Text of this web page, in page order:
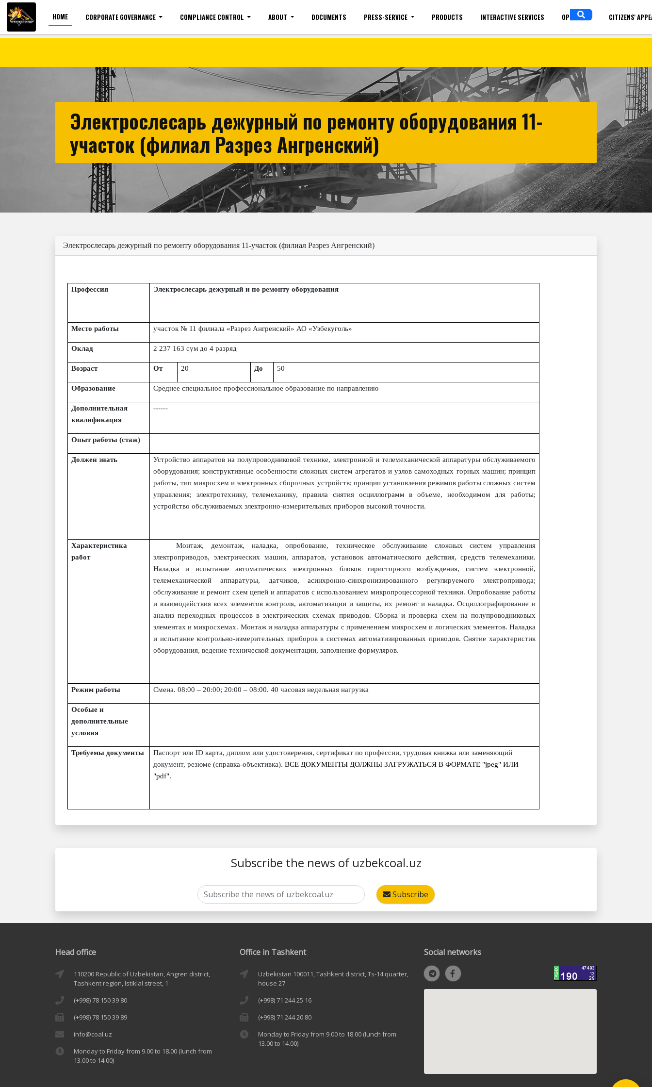
For the visually impaired Font size Site map Mobile version Vacancies(common) Sign in ENGLISH
HOME CORPORATE GOVERNANCE COMPLIANCE CONTROL ABOUT DOCUMENTS PRESS-SERVICE PRODUCTS INTERACTIVE SERVICES OPEN DATA CITIZENS'
Электрослесарь дежурный по ремонту оборудования 11-
участок (филиал Разрез Ангренский)
Электрослесарь дежурный по ремонту оборудования 11-участок (филиал Разрез Ангренский)
Профессия Электрослесарь дежурный и по ремонту оборудования
Место работы участок № 11 филиала «Разрез Ангренский» АО «Узбекуголь»
Оклад 2 237 163 сум до 4 разряд
Возраст От 20 До 50
Образование Среднее специальное профессиональное образование по направлению
Дополнительная
квалификация
------
Опыт работы (стаж)
Должен знать
Устройство аппаратов на полупроводниковой технике, электронной и телемеханической аппаратуры обслуживаемого
оборудования; конструктивные особенности сложных систем агрегатов и узлов самоходных горных машин; принцип
работы, тип микросхем и электронных сборочных устройств; принцип установления режимов работы сложных систем
управления; электротехнику, телемеханику, правила снятия осциллограмм в объеме, необходимом для работы;
устройство обслуживаемых электронно-измерительных приборов высокой точности.
Характеристика
работ
Монтаж, демонтаж, наладка, опробование, техническое обслуживание сложных систем управления
электроприводов, электрических машин, аппаратов, установок автоматического действия, средств телемеханики.
Наладка и испытание автоматических электронных блоков тиристорного возбуждения, систем электронной,
телемеханической аппаратуры, датчиков, асинхронно-синхронизированного регулируемого электропривода;
обслуживание и ремонт схем цепей и аппаратов с использованием микропроцессорной техники. Опробование работы
и взаимодействия всех элементов контроля, автоматизации и защиты, их ремонт и наладка. Осциллографирование и
анализ переходных процессов в электрических схемах приводов. Сборка и проверка схем на полупроводниковых
элементах и микросхемах. Монтаж и наладка аппаратуры с применением микросхем и логических элементов. Наладка
и испытание контрольно-измерительных приборов в системах автоматизированных приводов. Снятие характеристик
оборудования, ведение технической документации, заполнение формуляров.
Режим работы Смена. 08:00 – 20:00; 20:00 – 08:00. 40 часовая недельная нагрузка
Особые и
дополнительные
условия
Требуемы документы
Паспорт или ID карта, диплом или удостоверения, сертификат по профессии, трудовая книжка или заменяющий
документ, резюме (справка-объективка). ВСЕ ДОКУМЕНТЫ ДОЛЖНЫ ЗАГРУЖАТЬСЯ В ФОРМАТЕ "jpeg" ИЛИ
"pdf".
Subscribe the news of uzbekcoal.uz
Subscribe
Head office
110200 Republic of Uzbekistan, Angren district,
Tashkent region, Istiklal street, 1
(+998) 78 150 39 80
(+998) 78 150 39 89
info@coal.uz
Monday to Friday from 9.00 to 18.00 (lunch from
13.00 to 14.00)
Office in Tashkent
Uzbekistan 100011, Tashkent district, Ts-14 quarter,
house 27
(+998) 71 244 25 16
(+998) 71 244 20 80
Monday to Friday from 9.00 to 18.00 (lunch from
13.00 to 14.00)
Social networks